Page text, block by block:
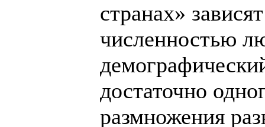
странах»
численностью
достаточно
размножения